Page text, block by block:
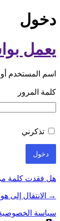
دخول
يعمل
اسم المستخدم أو
كلمة المرور
تذكرني
هل فقدت كلمة
→ الانتقال إلى
سياسة